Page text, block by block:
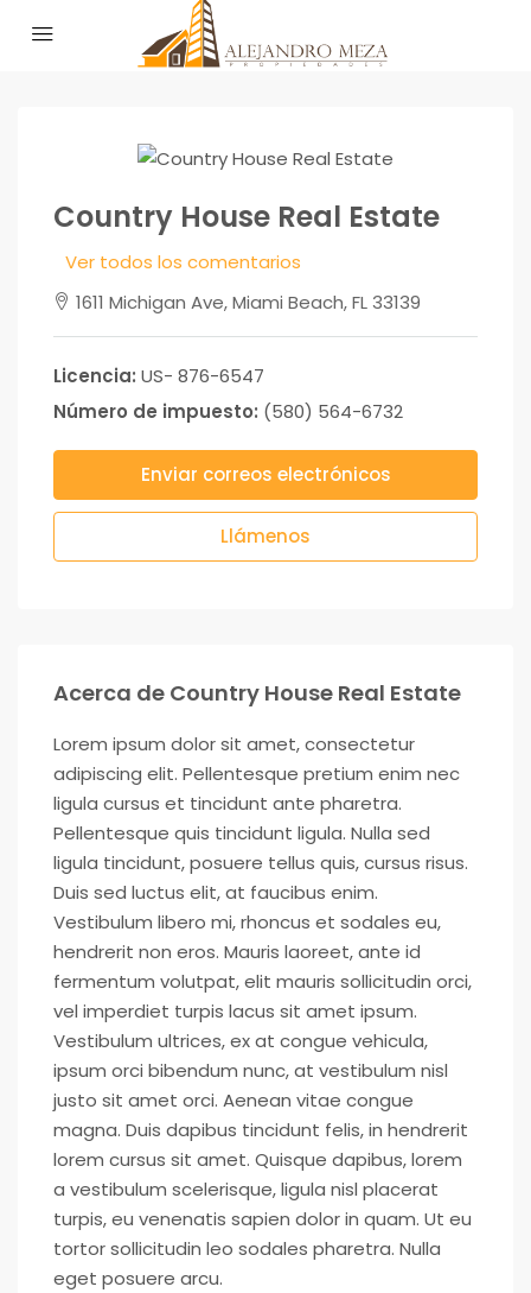
Country House Real Estate
Ver todos los comentarios
1611 Michigan Ave, Miami Beach, FL 33139
Licencia: US- 876-6547
Número de impuesto: (580) 564-6732
Enviar correos electrónicos
Llámenos
Acerca de Country House Real Estate
Lorem ipsum dolor sit amet, consectetur
adipiscing elit. Pellentesque pretium enim nec
ligula cursus et tincidunt ante pharetra.
Pellentesque quis tincidunt ligula. Nulla sed
ligula tincidunt, posuere tellus quis, cursus risus.
Duis sed luctus elit, at faucibus enim.
Vestibulum libero mi, rhoncus et sodales eu,
hendrerit non eros. Mauris laoreet, ante id
fermentum volutpat, elit mauris sollicitudin orci,
vel imperdiet turpis lacus sit amet ipsum.
Vestibulum ultrices, ex at congue vehicula,
ipsum orci bibendum nunc, at vestibulum nisl
justo sit amet orci. Aenean vitae congue
magna. Duis dapibus tincidunt felis, in hendrerit
lorem cursus sit amet. Quisque dapibus, lorem
a vestibulum scelerisque, ligula nisl placerat
turpis, eu venenatis sapien dolor in quam. Ut eu
tortor sollicitudin leo sodales pharetra. Nulla
eget posuere arcu.